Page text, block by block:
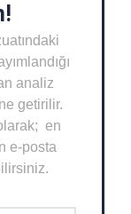
analiz
getirilir.
en
e-posta